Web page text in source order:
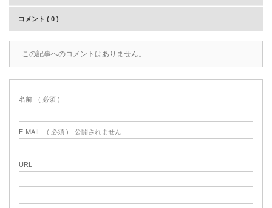
コメント ( 0 )
この記事へのコメントはありません。
名前 ( 必須 )
E-MAIL ( 必須 ) - 公開されません -
URL